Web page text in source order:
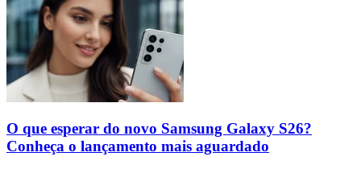
O que esperar do novo Samsung Galaxy S26?
Conheça o lançamento mais aguardado